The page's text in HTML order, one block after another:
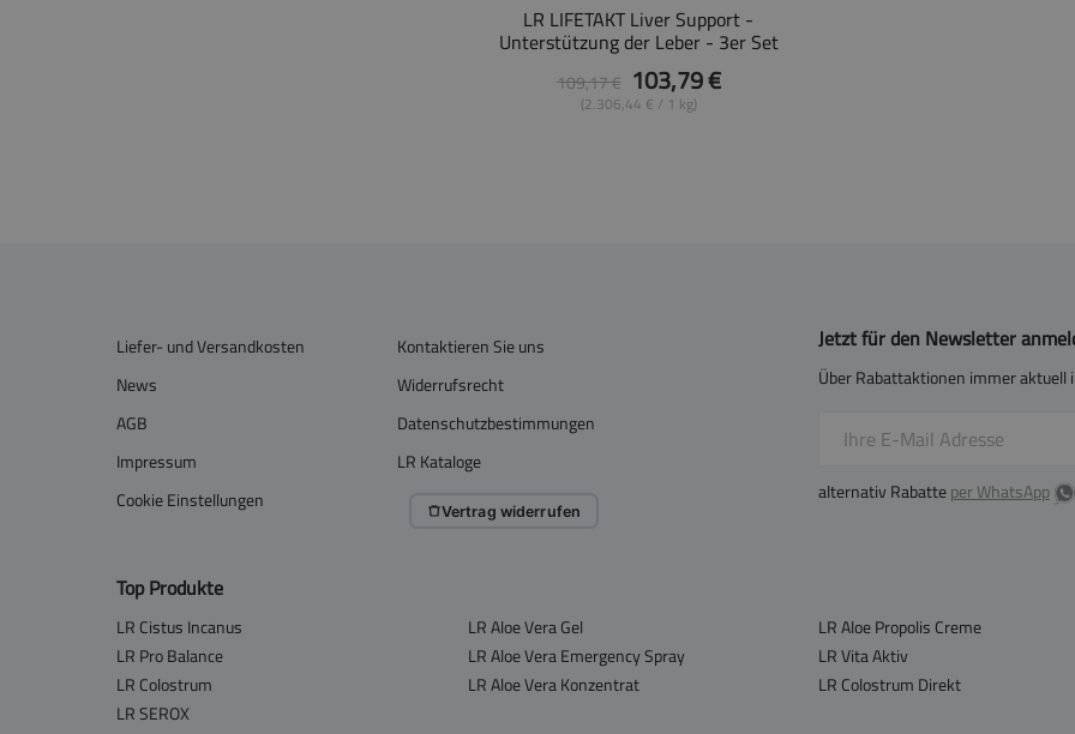
LR LIFETAKT Liver Support -
Unterstützung der Leber - 3er Set
109,17 € 103,79 €
(2.306,44 € / 1 kg)
Liefer- und Versandkosten
News
AGB
Impressum
Cookie Einstellungen
Kontaktieren Sie uns
Widerrufsrecht
Datenschutzbestimmungen
LR Kataloge
Vertrag widerrufen
Jetzt für den Newsletter
Über Rabattaktionen immer
alternativ Rabatteper WhatsApp
Top Produkte
LR Cistus Incanus
LR Pro Balance
LR Colostrum
LR SEROX
LR Aloe Vera Gel
LR Aloe Vera Emergency Spray
LR Aloe Vera Konzentrat
LR Aloe Propolis Creme
LR Vita Aktiv
LR Colostrum Direkt